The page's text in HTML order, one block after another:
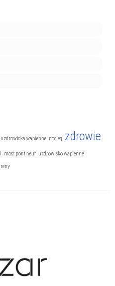
uzdrowiska wapienne nocleg zdrowie
most pont neuf uzdrowisko wapienne